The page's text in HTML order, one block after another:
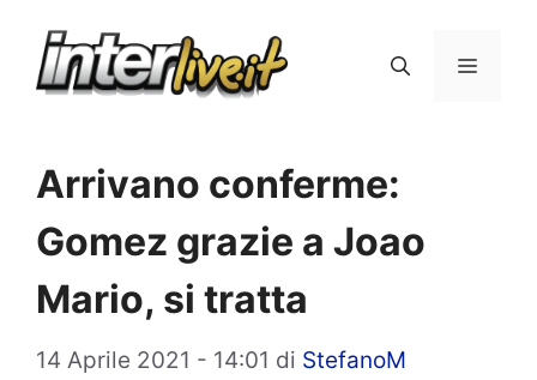
Menu
Arrivano conferme:
Gomez grazie a Joao
Mario, si tratta
14 Aprile 2021 - 14:01 di StefanoM